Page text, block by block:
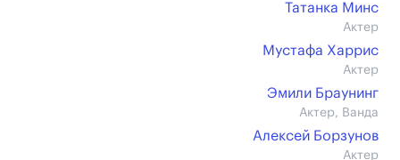
Татанка Минс
Актер
Мустафа Харрис
Актер
Эмили Браунинг
Актер, Ванда
Алексей Борзунов
Актер